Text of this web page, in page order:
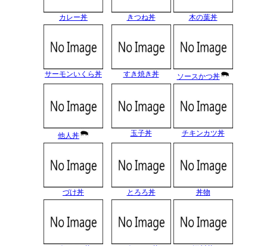
カレー丼 きつね丼 木の葉丼
サーモンいくら丼 すき焼き丼 ソースかつ丼
他人丼 玉子丼 チキンカツ丼
づけ丼 とろろ丼 丼物